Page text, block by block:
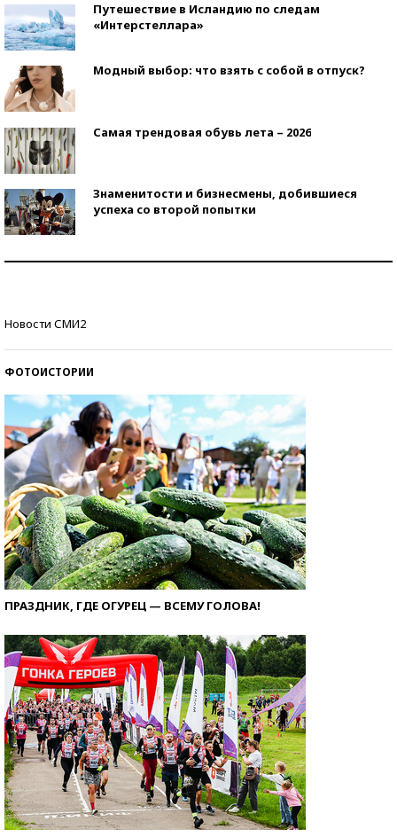
Путешествие в Исландию по следам
«Интерстеллара»
Модный выбор: что взять с собой в отпуск?
Самая трендовая обувь лета – 2026
Знаменитости и бизнесмены, добившиеся
успеха со второй попытки
Новости СМИ2
ФОТОИСТОРИИ
ПРАЗДНИК, ГДЕ ОГУРЕЦ — ВСЕМУ ГОЛОВА!